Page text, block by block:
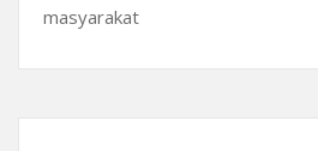
masyarakat